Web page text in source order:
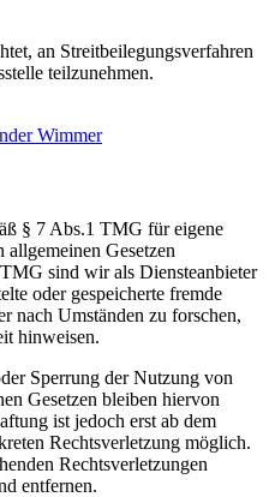
an Streitbeilegungsverfahren
teilzunehmen.
Wimmer
§ 7 Abs.1 TMG für eigene
allgemeinen Gesetzen
sind wir als Diensteanbieter
oder gespeicherte fremde
nach Umständen zu forschen,
hinweisen.
Sperrung der Nutzung von
Gesetzen bleiben hiervon
ist jedoch erst ab dem
Rechtsverletzung möglich.
Rechtsverletzungen
entfernen.